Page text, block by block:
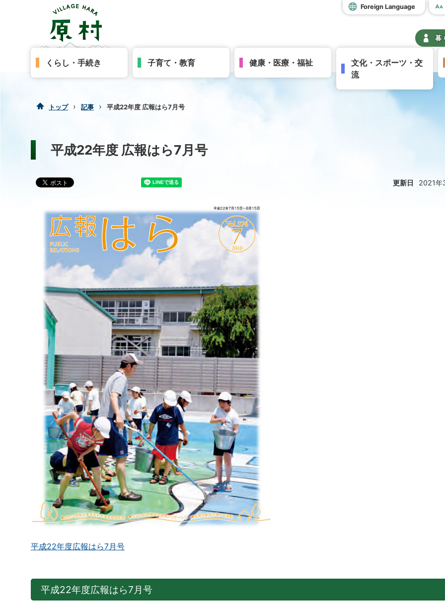
Foreign Language
暮
くらし・手続き 子育て・教育 健康・医療・福祉
文化・スポーツ・交
流
トップ › 記事 › 平成22年度 広報はら7月号
平成22年度 広報はら7月号
更新日 2021年
平成22年度広報はら7月号
平成22年度広報はら7月号